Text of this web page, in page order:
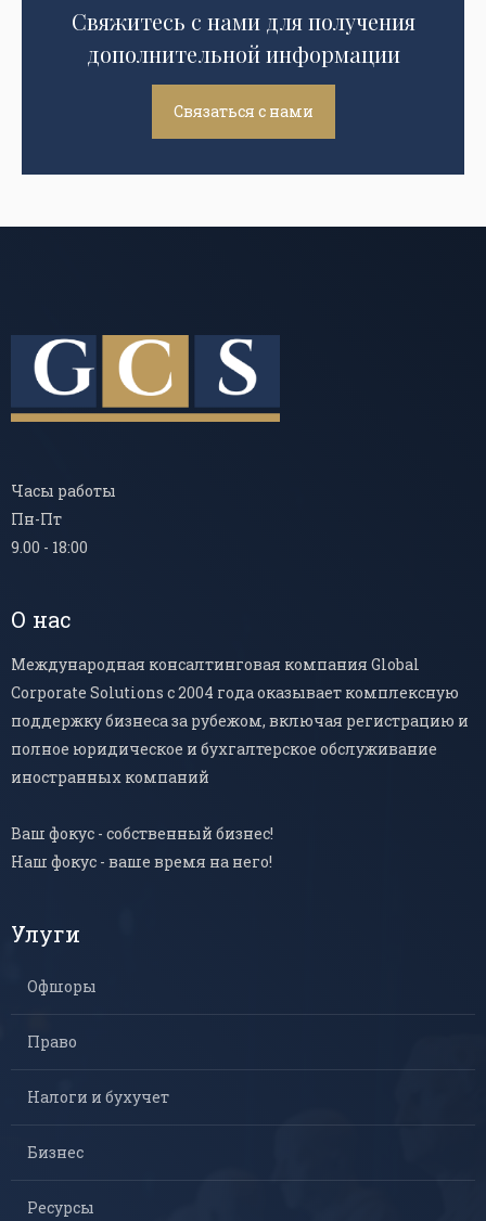
Свяжитесь с нами для получения
дополнительной информации
Связаться с нами
Часы работы
Пн-Пт
9.00 - 18:00
О нас
Международная консалтинговая компания Global
Corporate Solutions с 2004 года оказывает комплексную
поддержку бизнеса за рубежом, включая регистрацию и
полное юридическое и бухгалтерское обслуживание
иностранных компаний
Ваш фокус - собственный бизнес!
Наш фокус - ваше время на него!
Улуги
Офшоры
Право
Налоги и бухучет
Бизнес
Ресурсы